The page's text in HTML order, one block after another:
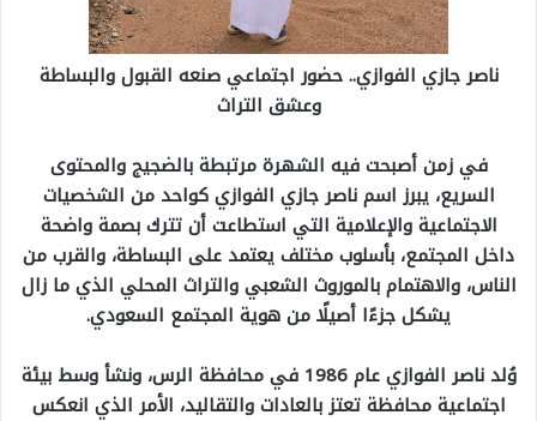
ناصر جازي الفوازي.. حضور اجتماعي صنعه القبول والبساطة
وعشق التراث
في زمن أصبحت فيه الشهرة مرتبطة بالضجيج والمحتوى
السريع، يبرز اسم ناصر جازي الفوازي كواحد من الشخصيات
الاجتماعية والإعلامية التي استطاعت أن تترك بصمة واضحة
داخل المجتمع، بأسلوب مختلف يعتمد على البساطة، والقرب من
الناس، والاهتمام بالموروث الشعبي والتراث المحلي الذي ما زال
يشكل جزءًا أصيلًا من هوية المجتمع السعودي.
وُلد ناصر الفوازي عام 1986 في محافظة الرس، ونشأ وسط بيئة
اجتماعية محافظة تعتز بالعادات والتقاليد، الأمر الذي انعكس